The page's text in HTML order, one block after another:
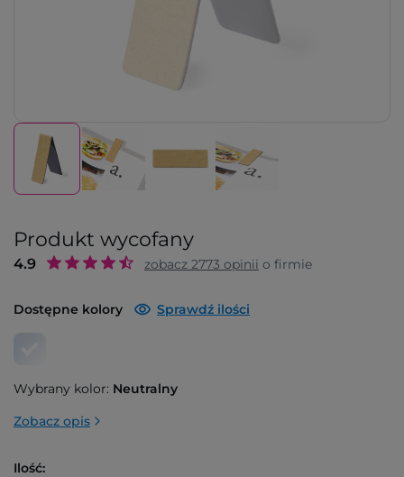
Produkt wycofany
4.9 zobacz 2773 opinii o firmie
Dostępne kolory Sprawdź ilości
Wybrany kolor: Neutralny
Zobacz opis
Ilość: